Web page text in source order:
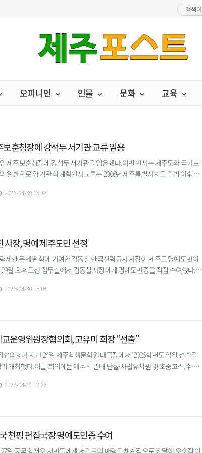
오피니언 인물 문화 교육
훈청장에 강석두 서기관 교류 임용
제주보훈청장에 강석두 서기관을 임용했다.이번 인사는 제주도와 국가보
일환으로 양 기관의 계획인사교류는 2006년 제주특별자치도 출범 이후 지
2026-04-30 15:12
사장, 명예 제주도민 선정
제한 문제 완화에 기여한 김동철 한국전력공사 사장이 제주도 명예도민이
일 오후 도청 집무실에서 김동철 사장에게 명예도민증을 직접 수여했다. 제
2026-04-30 15:04
운영위원장협의회, 고유미 회장 “선출”
의회가 지난 24일 제주학생문화원 대극장에서 ‘2026학년도 임원 선출을
개최했다.이날 회의에는 제주시 관내 단설·사립유치원 및 초중고·특수·
2026-04-29 12:26
쳔핑 편집국장 명예도민증 수여
일 중국 항저우 시민들에게 서귀포의 매력을 체계적으로 전달해 우호적 이